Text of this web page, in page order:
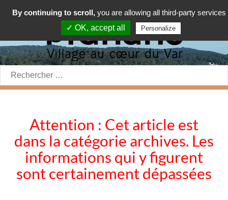
Rechercher:
Attention : Cet article est
dans la catégorie archives. Les
informations qui y figurent
sont certainement dépassées
By continuing to scroll, you are allowing all third-party services
✓ OK, accept all
Personalize